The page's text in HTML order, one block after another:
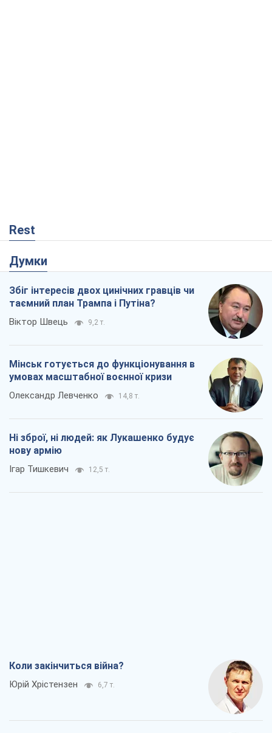
Rest
Думки
Збіг інтересів двох цинічних гравців чи
таємний план Трампа і Путіна?
Віктор Швець 9,2 т.
Мінськ готується до функціонування в
умовах масштабної воєнної кризи
Олександр Левченко 14,8 т.
Ні зброї, ні людей: як Лукашенко будує
нову армію
Ігар Тишкевич 12,5 т.
Коли закінчиться війна?
Юрій Хрістензен 6,7 т.